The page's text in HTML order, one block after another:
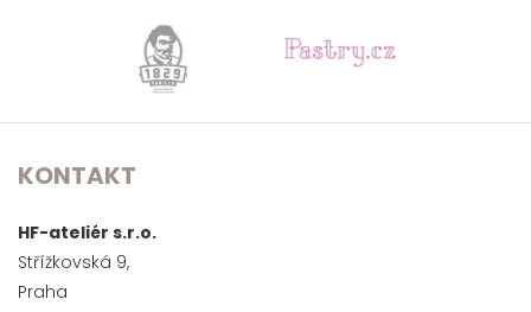
KONTAKT
HF-ateliér s.r.o.
Střížkovská 9,
Praha